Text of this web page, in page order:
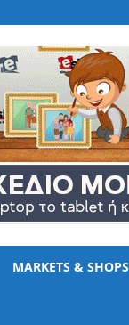
MARKETS & SHOPS